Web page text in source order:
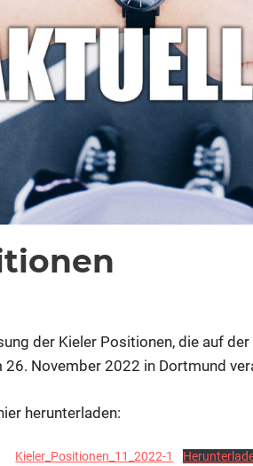
Positionen
der Kieler Positionen, die auf
26. November 2022 in Dortmund
herunterladen:
Kieler_Positionen_11_2022-1